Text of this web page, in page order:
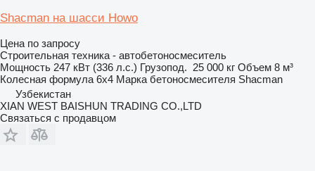
Shacman на шасси Howo
Цена по запросу
Строительная техника - автобетоносмеситель
Мощность 247 кВт (336 л.с.) Грузопод. 25 000 кг Объем 8 м³
Колесная формула 6x4 Марка бетоносмесителя Shacman
Узбекистан
XIAN WEST BAISHUN TRADING CO.,LTD
Связаться с продавцом